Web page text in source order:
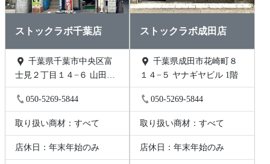
ストックラボ千葉店
士見２丁目１４−６ 山田ビ
ル 2階B号
050-5269-5844
取り扱い商材：すべて
店休日：年末年始のみ
ストックラボ成田店
千葉県成田市花崎町８
１４−５ ヤナギヤビル 1階
050-5269-5844
取り扱い商材：すべて
店休日：年末年始のみ